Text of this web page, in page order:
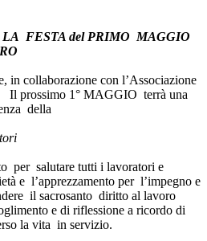
FESTA del PRIMO MAGGIO
in collaborazione con l’Associazione
Il prossimo 1° MAGGIO terrà una
della
per salutare tutti i lavoratori e
e l’apprezzamento per l’impegno e
il sacrosanto diritto al lavoro
e di riflessione a ricordo di
la vita in servizio.